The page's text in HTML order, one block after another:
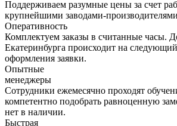
Поддерживаем разумные цены за счет
крупнейшими заводами-
Оперативность
Комплектуем заказы в считанные часы.
Екатеринбурга происходит на
оформления заявки.
Опытные
менеджеры
Сотрудники ежемесячно проходят
компетентно подобрать равноценную
нет в наличии.
Быстрая